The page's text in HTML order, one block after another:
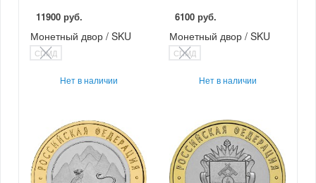
11900 руб.
Монетный двор / SKU
СПМД
Нет в наличии
6100 руб.
Монетный двор / SKU
СПМД
Нет в наличии